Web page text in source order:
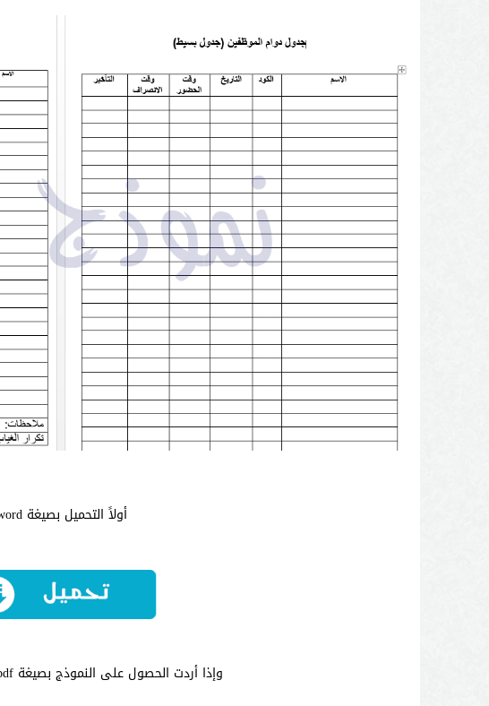
أولاً التحميل بصيغة word
وإذا أردت الحصول على النموذج بصيغة pdf قم